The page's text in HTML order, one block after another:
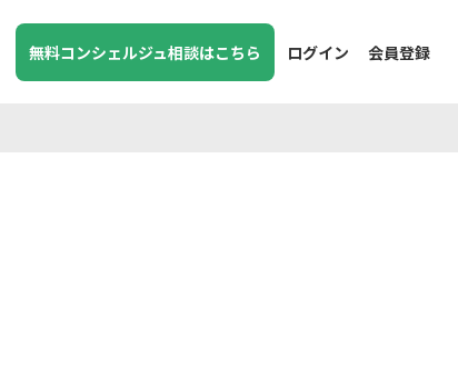
無料コンシェルジュ相談はこちら ログイン 会員登録